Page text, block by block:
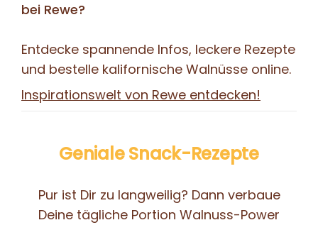
bei Rewe?
Entdecke spannende Infos, leckere Rezepte
und bestelle kalifornische Walnüsse online.
Inspirationswelt von Rewe entdecken!
Geniale Snack-Rezepte
Pur ist Dir zu langweilig? Dann verbaue
Deine tägliche Portion Walnuss-Power